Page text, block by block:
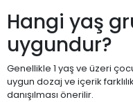
Hangi yaş
uygundur?
Genellikle 1 yaş ve üzeri
uygun dozaj ve içerik
danışılması önerilir.